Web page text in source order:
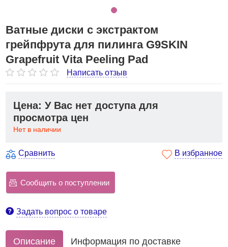
Ватные диски с экстрактом
грейпфрута для пилинга G9SKIN
Grapefruit Vita Peeling Pad
Написать отзыв
Цена: У Вас нет доступа для
просмотра цен
Нет в наличии
Сравнить В избранное
Сообщить о поступлении
Задать вопрос о товаре
Описание Информация по доставке